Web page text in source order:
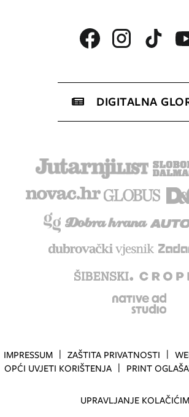
DIGITALNA
IMPRESSUM ZAŠTITA PRIVATNOSTI
OPĆI UVJETI KORIŠTENJA
PRINT
UPRAVLJANJE